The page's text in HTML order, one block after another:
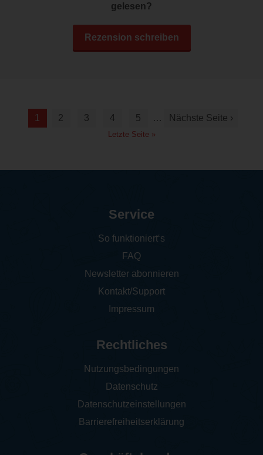
gelesen?
Rezension schreiben
1 2 3 4 5 … Nächste Seite ›
Letzte Seite »
Service
So funktioniert‘s
FAQ
Newsletter abonnieren
Kontakt/Support
Impressum
Rechtliches
Nutzungsbedingungen
Datenschutz
Datenschutzeinstellungen
Barrierefreiheitserklärung